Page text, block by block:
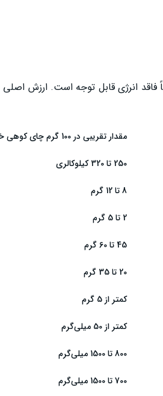
انرژی قابل توجه است. ارزش اصلی
مقدار تقریبی در 100 گرم چای کوهی خشک
250 تا 320 کیلوکالری
8 تا 12 گرم
2 تا 5 گرم
45 تا 60 گرم
20 تا 35 گرم
کمتر از 5 گرم
کمتر از 50 میلی‌گرم
800 تا 1500 میلی‌گرم
700 تا 1500 میلی‌گرم